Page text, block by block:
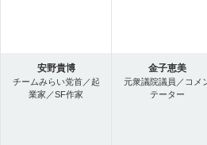
安野貴博
チームみらい党首／起
業家／SF作家
金子恵美
元衆議院議員／コメ
テーター